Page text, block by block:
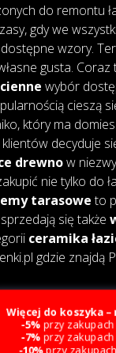
do remontu
gdy we
wzory.
gusta.
wybór
cieszą
który ma
decyduje
drewnow
nie tylko do
tarasoweto
się także
ceramika
gdzie znajdą
Więcej do koszyka
-5%przy
-7%przy